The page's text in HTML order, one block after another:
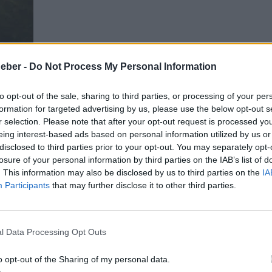
- Do Not Process My Personal Information
opt-out of the sale, sharing to third parties, or processing of your
for targeted advertising by us, please use the below opt-out
selection. Please note that after your opt-out request is processed
interest-based ads based on personal information utilized by us
to third parties prior to your opt-out. You may separately
of your personal information by third parties on the IAB’s list of
This information may also be disclosed by us to third parties on the
Participants that may further disclose it to other third parties.
Data Processing Opt Outs
opt-out of the Sharing of my personal data.
macrophthalma bekannt, ist eine faszinierende
Diese Art erreicht eine maximale Größe von
Flecken oberhalb ihrer Augen bekannt.
dorsiocellata-macrophthalma.jpg 430 800 aquaristik
aquaristik 2024-02-22 00:32:20
2024-04-18